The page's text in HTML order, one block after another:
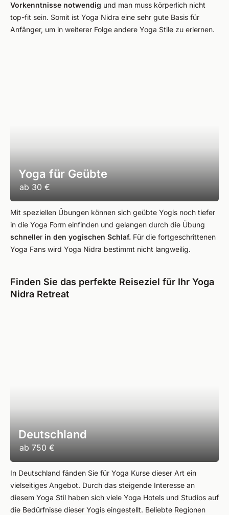
Vorkenntnisse notwendig und man muss körperlich nicht
top-fit sein. Somit ist Yoga Nidra eine sehr gute Basis für
Anfänger, um in weiterer Folge andere Yoga Stile zu erlernen.
Yoga für Geübte
ab 30 €
Mit speziellen Übungen können sich geübte Yogis noch tiefer
in die Yoga Form einfinden und gelangen durch die Übung
schneller in den yogischen Schlaf. Für die fortgeschrittenen
Yoga Fans wird Yoga Nidra bestimmt nicht langweilig.
Finden Sie das perfekte Reiseziel für Ihr Yoga
Nidra Retreat
Deutschland
ab 750 €
In Deutschland fänden Sie für Yoga Kurse dieser Art ein
vielseitiges Angebot. Durch das steigende Interesse an
diesem Yoga Stil haben sich viele Yoga Hotels und Studios auf
die Bedürfnisse dieser Yogis eingestellt. Beliebte Regionen